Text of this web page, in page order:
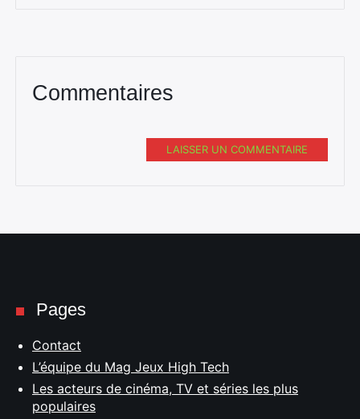
Commentaires
LAISSER UN COMMENTAIRE
Pages
Contact
L’équipe du Mag Jeux High Tech
Les acteurs de cinéma, TV et séries les plus
populaires